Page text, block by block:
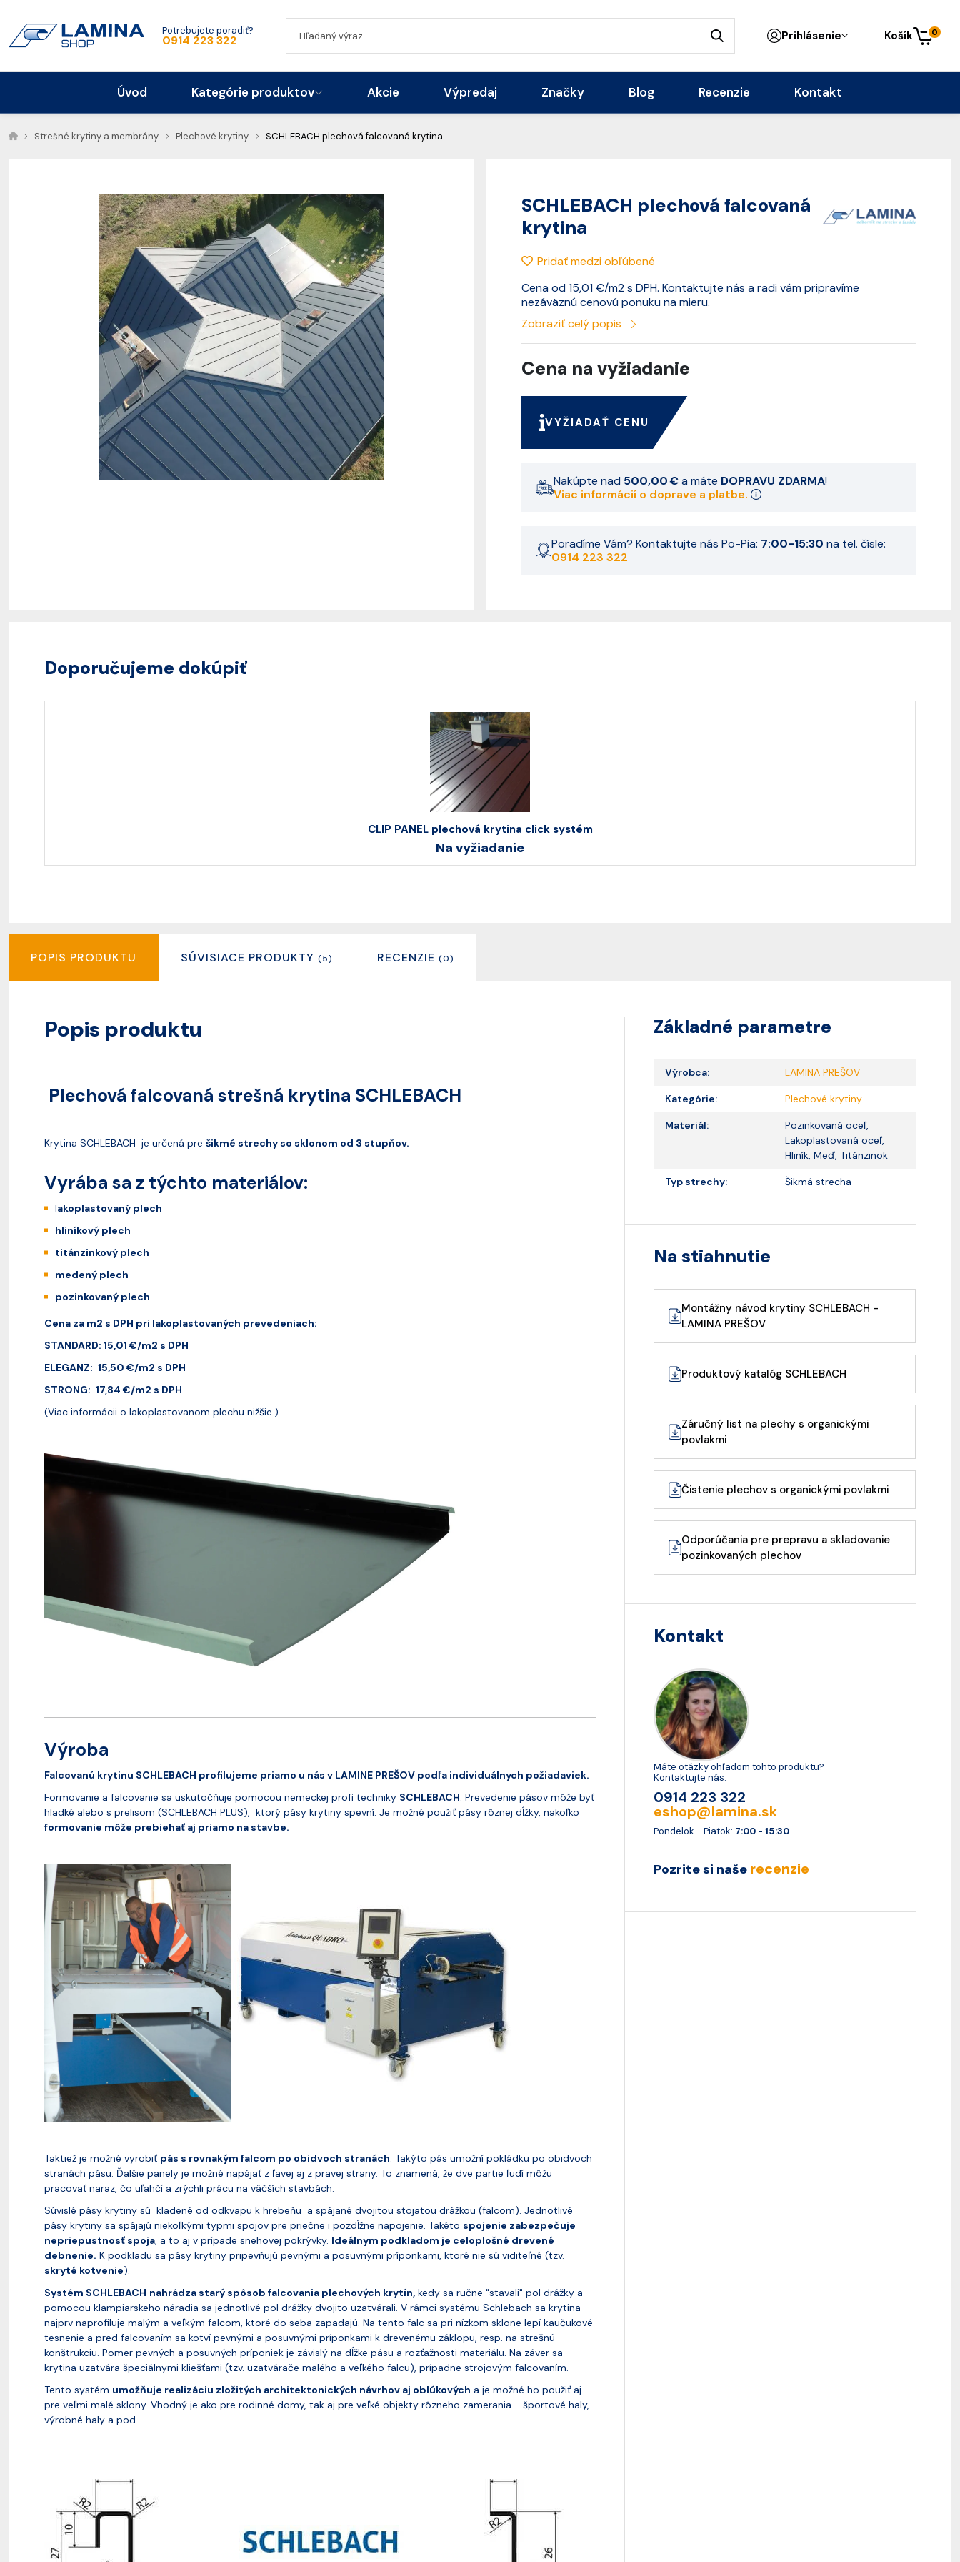
Potrebujete poradiť?
0914 223 322 Prihlásenie Košík 0
Úvod Kategórie produktov Akcie Výpredaj Značky Blog Recenzie Kontakt
Strešné krytiny a membrány Plechové krytiny SCHLEBACH plechová falcovaná krytina
SCHLEBACH plechová falcovaná
krytina
Pridať medzi obľúbené
Cena od 15,01 €/m2 s DPH. Kontaktujte nás a radi vám pripravíme
nezáväznú cenovú ponuku na mieru.
Zobraziť celý popis
Cena na vyžiadanie
VYŽIADAŤ CENU
Nakúpte nad 500,00 €a máte DOPRAVU ZDARMA!
Viac informácií o doprave a platbe.
Poradíme Vám? Kontaktujte nás Po-Pia: 7:00-15:30 na tel. čísle:
0914 223 322
Doporučujeme dokúpiť
CLIP PANEL plechová krytina click systém
Na vyžiadanie
POPIS PRODUKTU SÚVISIACE PRODUKTY (5) RECENZIE (0)
Popis produktu
Plechová falcovaná strešná krytina SCHLEBACH
Krytina SCHLEBACH je určená pre šikmé strechy so sklonom od 3 stupňov.
Vyrába sa z týchto materiálov:
lakoplastovaný plech
hliníkový plech
titánzinkový plech
medený plech
pozinkovaný plech
Cena za m2 s DPH pri lakoplastovaných prevedeniach:
STANDARD: 15,01 €/m2 s DPH
ELEGANZ: 15,50 €/m2 s DPH
STRONG: 17,84 €/m2 s DPH
(Viac informácii o lakoplastovanom plechu nižšie.)
Výroba
Falcovanú krytinu SCHLEBACH profilujeme priamo u nás v LAMINE PREŠOV podľa individuálnych požiadaviek.
Formovanie a falcovanie sa uskutočňuje pomocou nemeckej profi techniky SCHLEBACH . Prevedenie pásov môže byť
hladké alebo s prelisom (SCHLEBACH PLUS), ktorý pásy krytiny spevní. Je možné použiť pásy rôznej dĺžky, nakoľko
formovanie môže prebiehať aj priamo na stavbe.
Taktiež je možné vyrobiť pás s rovnakým falcom po obidvoch stranách. Takýto pás umožní pokládku po obidvoch
stranách pásu. Ďalšie panely je možné napájať z ľavej aj z pravej strany. To znamená, že dve partie ľudí môžu
pracovať naraz, čo uľahčí a zrýchli prácu na väčších stavbách.
Súvislé pásy krytiny sú kladené od odkvapu k hrebeňu a spájané dvojitou stojatou drážkou (falcom). Jednotlivé
pásy krytiny sa spájajú niekoľkými typmi spojov pre priečne i pozdĺžne napojenie. Takéto spojenie zabezpečuje
nepriepustnosť spoja, a to aj v prípade snehovej pokrývky. Ideálnym podkladom je celoplošné drevené
debnenie. K podkladu sa pásy krytiny pripevňujú pevnými a posuvnými príponkami, ktoré nie sú viditeľné (tzv.
skryté kotvenie).
Systém SCHLEBACH nahrádza starý spôsob falcovania plechových krytín, kedy sa ručne "stavali" pol drážky a
pomocou klampiarskeho náradia sa jednotlivé pol drážky dvojito uzatvárali. V rámci systému Schlebach sa krytina
najprv naprofiluje malým a veľkým falcom, ktoré do seba zapadajú. Na tento falc sa pri nízkom sklone lepí kaučukové
tesnenie a pred falcovaním sa kotví pevnými a posuvnými príponkami k drevenému záklopu, resp. na strešnú
konštrukciu. Pomer pevných a posuvných príponiek je závislý na dĺžke pásu a rozťažnosti materiálu. Na záver sa
krytina uzatvára špeciálnymi kliešťami (tzv. uzatvárače malého a veľkého falcu), prípadne strojovým falcovaním.
Tento systém umožňuje realizáciu zložitých architektonických návrhov aj oblúkových a je možné ho použiť aj
pre veľmi malé sklony. Vhodný je ako pre rodinné domy, tak aj pre veľké objekty rôzneho zamerania - športové haly,
výrobné haly a pod.
Základné parametre
Výrobca: LAMINA PREŠOV
Kategórie: Plechové krytiny
Materiál:
Pozinkovaná oceľ,
Lakoplastovaná oceľ,
Hliník, Meď, Titánzinok
Typ strechy: Šikmá strecha
Na stiahnutie
Montážny návod krytiny SCHLEBACH -
LAMINA PREŠOV
Produktový katalóg SCHLEBACH
Záručný list na plechy s organickými
povlakmi
Čistenie plechov s organickými povlakmi
Odporúčania pre prepravu a skladovanie
pozinkovaných plechov
Kontakt
Máte otázky ohľadom tohto produktu?
Kontaktujte nás.
0914 223 322
eshop@lamina.sk
Pondelok - Piatok: 7:00 - 15:30
Pozrite si naše recenzie